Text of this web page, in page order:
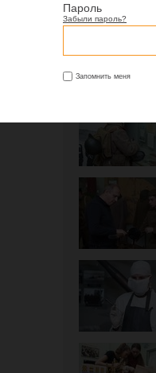
Пароль
Забыли пароль?
Запомнить меня